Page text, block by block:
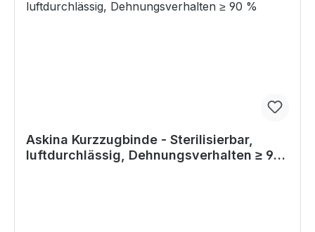
Askina Kurzzugbinde - Sterilisierbar,
luftdurchlässig, Dehnungsverhalten ≥ 90